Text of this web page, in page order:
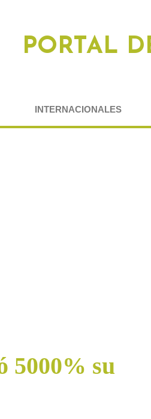
PORTAL
INTERNACIONALES
5000% su